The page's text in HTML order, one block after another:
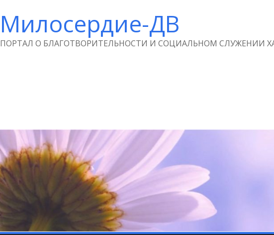
Милосердие-ДВ
ПОРТАЛ О БЛАГОТВОРИТЕЛЬНОСТИ И СОЦИАЛЬНОМ СЛУЖЕНИИ